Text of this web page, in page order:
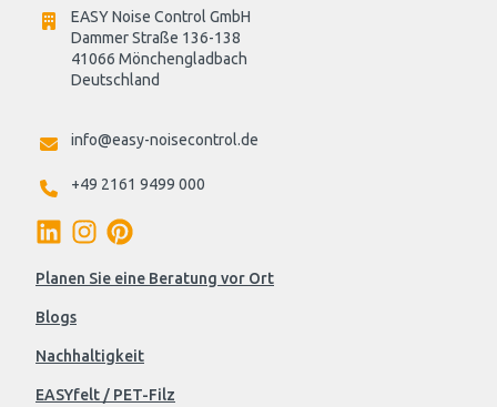
EASY Noise Control GmbH
Dammer Straße 136-138
41066 Mönchengladbach
Deutschland
info@easy-noisecontrol.de
+49 2161 9499 000
Planen Sie eine Beratung vor Ort
Blogs
Nachhaltigkeit
EASYfelt / PET-Filz